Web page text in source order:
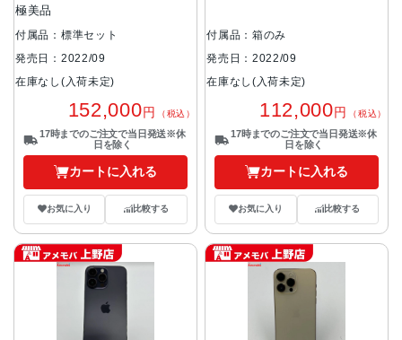
極美品
付属品：標準セット
発売日：2022/09
在庫なし(入荷未定)
152,000円 （税込）
17時までのご注文で当日発送※休
日を除く
カートに入れる
お気に入り 比較する
付属品：箱のみ
発売日：2022/09
在庫なし(入荷未定)
112,000円 （税込）
17時までのご注文で当日発送※休
日を除く
カートに入れる
お気に入り 比較する